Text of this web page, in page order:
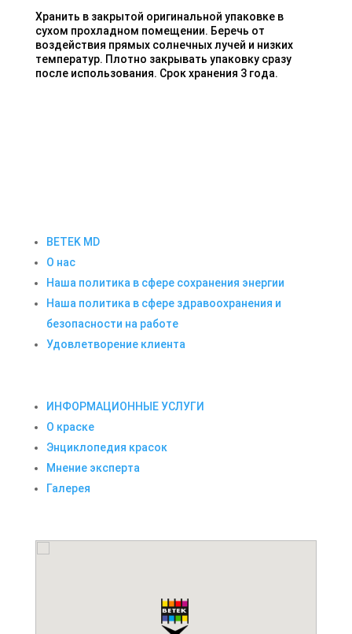
Хранить в закрытой оригинальной упаковке в
сухом прохладном помещении. Беречь от
воздействия прямых солнечных лучей и низких
температур. Плотно закрывать упаковку сразу
после использования. Срок хранения 3 года.
BETEK MD
О нас
Наша политика в сфере сохранения энергии
Наша политика в сфере здравоохранения и
безопасности на работе
Удовлетворение клиента
ИНФОРМАЦИОННЫЕ УСЛУГИ
О краске
Энциклопедия красок
Мнение эксперта
Галерея